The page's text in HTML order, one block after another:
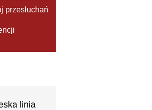
przesłuchań
linia